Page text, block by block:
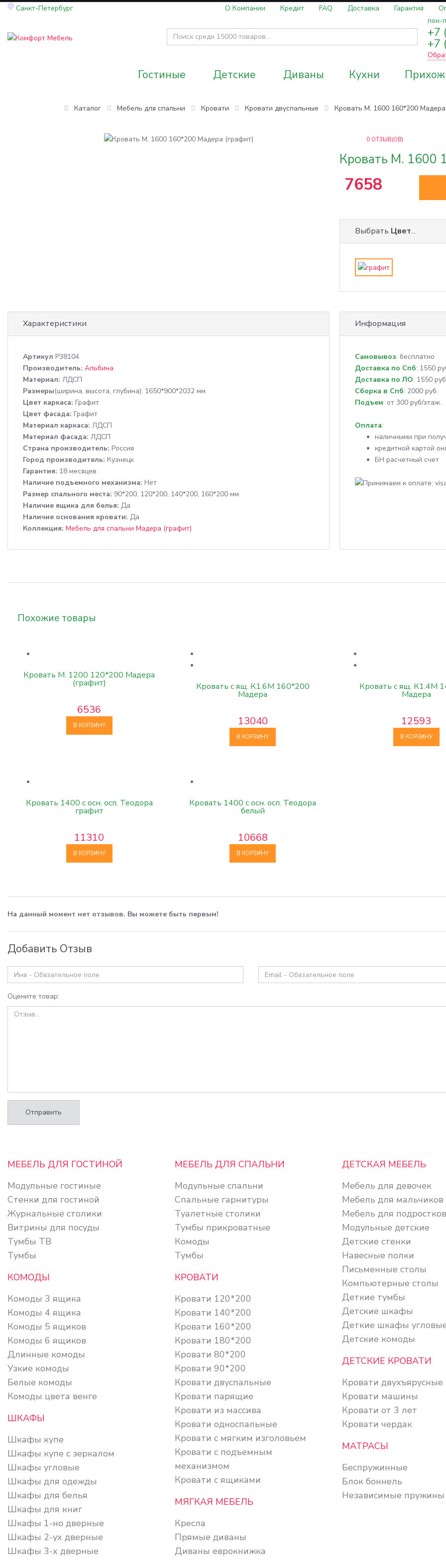
Санкт-Петербург О Компании Кредит FAQ Доставка Гарантия
пон-
+7
+7
Гостиные Детские Диваны Кухни
Каталог Мебель для спальни Кровати Кровати двуспальные Кровать М. 1600 160*200
0 ОТЗЫВ(ОВ)
Кровать М. 1600
7658
Выбрать Цвет...
Характеристики
Артикул P38104
Производитель: Альбина
Материал: ЛДСП
Размеры(ширина, высота, глубина): 1650*900*2032 мм
Цвет каркаса: Графит
Цвет фасада: Графит
Материал каркаса: ЛДСП
Материал фасада: ЛДСП
Cтрана производитель: Россия
Город производитель: Кузнецк
Гарантия: 18 месяцев
Наличие подъемного механизма: Нет
Размер спального места: 90*200, 120*200, 140*200, 160*200 мм
Наличие ящика для белья: Да
Наличие основания кровати: Да
Коллекция: Мебель для спальни Мадера (графит)
Информация
Самовывоз: бесплатно
Доставка по Спб: 1550
Доставка по ЛО: 1550
Сборка в Спб: 2000 руб.
Подъем: от 300 руб/этаж.
Оплата:
наличными при
кредитной картой
БН расчетный счет
Похожие товары
Кровать М. 1200 120*200 Мадера
(графит)
6536
В КОРЗИНУ
Кровать с ящ. К1.6М 160*200
Мадера
13040
В КОРЗИНУ
Кровать с ящ. К1.4М
Мадера
12593
В КОРЗИНУ
Кровать 1400 с осн. осп. Теодора
графит
11310
В КОРЗИНУ
Кровать 1400 с осн. осп. Теодора
белый
10668
В КОРЗИНУ
На данный момент нет отзывов. Вы можете быть первым!
Добавить Отзыв
Оцените товар:
Отправить
МЕБЕЛЬ ДЛЯ ГОСТИНОЙ
Модульные гостиные
Стенки для гостиной
Журнальные столики
Витрины для посуды
Тумбы ТВ
Тумбы
КОМОДЫ
Комоды 3 ящика
Комоды 4 ящика
Комоды 5 ящиков
Комоды 6 ящиков
Длинные комоды
Узкие комоды
Белые комоды
Комоды цвета венге
ШКАФЫ
Шкафы купе
Шкафы купе с зеркалом
Шкафы угловые
Шкафы для одежды
Шкафы для белья
Шкафы для книг
Шкафы 1-но дверные
Шкафы 2-ух дверные
Шкафы 3-х дверные
МЕБЕЛЬ ДЛЯ СПАЛЬНИ
Модульные спальни
Спальные гарнитуры
Туалетные столики
Тумбы прикроватные
Комоды
Тумбы
КРОВАТИ
Кровати 120*200
Кровати 140*200
Кровати 160*200
Кровати 180*200
Кровати 80*200
Кровати 90*200
Кровати двуспальные
Кровати парящие
Кровати из массива
Кровати односпальные
Кровати с мягким изголовьем
Кровати с подъемным
механизмом
Кровати с ящиками
МЯГКАЯ МЕБЕЛЬ
Кресла
Прямые диваны
Диваны еврокнижка
ДЕТСКАЯ МЕБЕЛЬ
Мебель для девочек
Мебель для мальчиков
Мебель для подростков
Модульные детские
Детские стенки
Навесные полки
Письменные столы
Компьютерные столы
Деткие тумбы
Детские шкафы
Деткие шкафы
Детские комоды
ДЕТСКИЕ КРОВАТИ
Кровати двухъярусные
Кровати машины
Кровати от 3 лет
Кровати чердак
МАТРАСЫ
Беспружинные
Блок боннель
Независимые пружины